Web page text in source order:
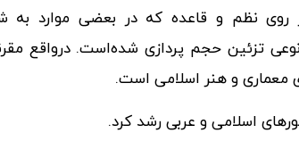
روی نظم و قاعده که در بعضی موارد به
تزئین حجم پردازی شده‌است. درواقع
و هنر اسلامی است.
اسلامی و عربی رشد کرد.